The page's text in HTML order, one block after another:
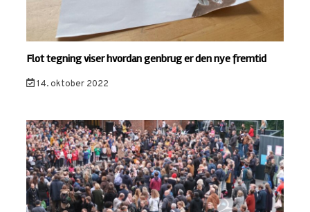
Flot tegning viser hvordan genbrug er den nye fremtid
14. oktober 2022